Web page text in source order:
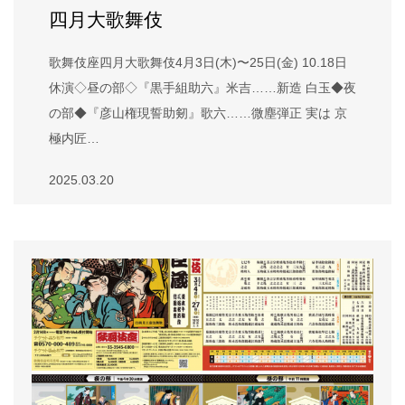
四月大歌舞伎
歌舞伎座四月大歌舞伎4月3日(木)〜25日(金) 10.18日
休演◇昼の部◇『黒手組助六』米吉……新造 白玉◆夜
の部◆『彦山権現誓助剱』歌六……微塵弾正 実は 京
極内匠…
2025.03.20